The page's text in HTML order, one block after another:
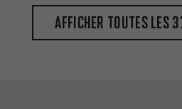
Afficher toutes les